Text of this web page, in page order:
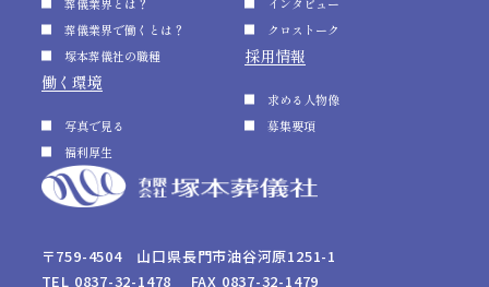
〒759-4504 山口県長門市油谷河原1251-1
TEL 0837-32-1478 FAX 0837-32-1479
葬儀業界で働くとは？
塚本葬儀社の職種
働く環境
写真で見る
福利厚生
クロストーク
採用情報
求める人物像
募集要項